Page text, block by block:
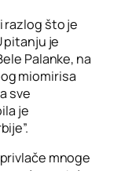
razlog što je
pitanju je
Palanke, na
miomirisa
sve
je
mnoge